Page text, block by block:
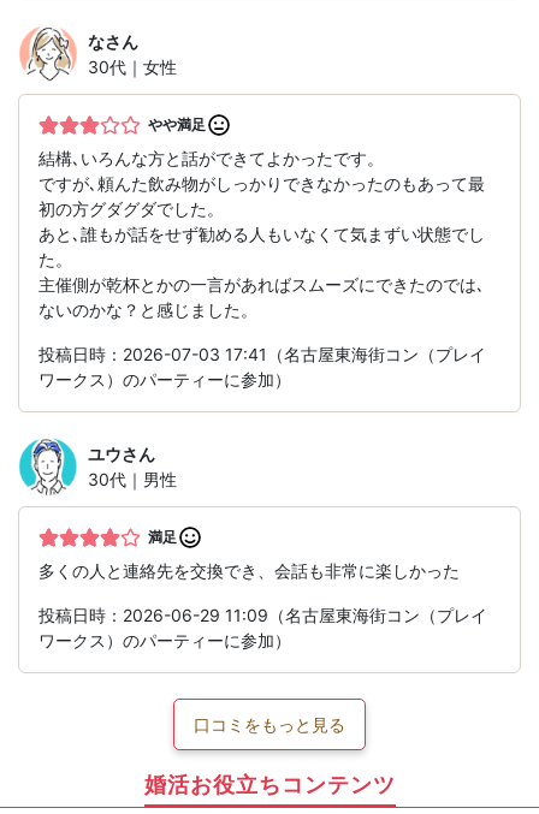
なさん
30代｜女性
やや満足
結構､いろんな方と話ができてよかったです。
ですが､頼んた飲み物がしっかりできなかったのもあって最
初の方グダグダでした。
あと､誰もが話をせず勧める人もいなくて気まずい状態でし
た。
主催側が乾杯とかの一言があればスムーズにできたのでは､
ないのかな？と感じました。
投稿日時：2026-07-03 17:41（名古屋東海街コン（プレイ
ワークス）のパーティーに参加）
ユウさん
30代｜男性
満足
多くの人と連絡先を交換でき、会話も非常に楽しかった
投稿日時：2026-06-29 11:09（名古屋東海街コン（プレイ
ワークス）のパーティーに参加）
口コミをもっと見る
婚活お役立ちコンテンツ